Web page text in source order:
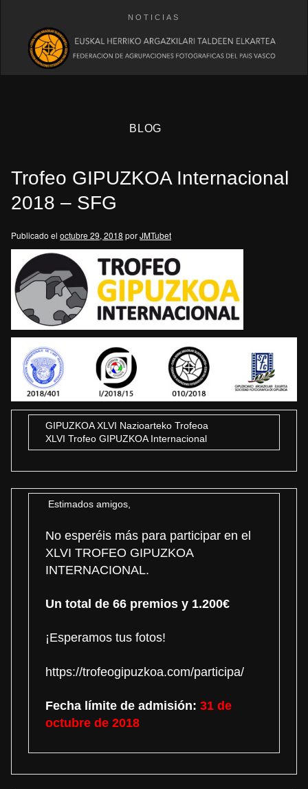
NOTICIAS
BLOG
Trofeo GIPUZKOA Internacional
2018 – SFG
Publicado el octubre 29, 2018 porJMTubet
GIPUZKOA XLVI Nazioarteko Trofeoa
XLVI Trofeo GIPUZKOA Internacional
Estimados amigos,
No esperéis más para participar en el
XLVI TROFEO GIPUZKOA
INTERNACIONAL.
Un total de 66 premios y 1.200€
¡Esperamos tus fotos!
https://trofeogipuzkoa.com/participa/
Fecha límite de admisión: 31 de
octubre de 2018